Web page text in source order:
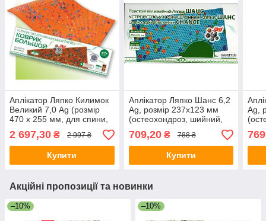
Аплікатор Ляпко Килимок
Великий 7,0 Ag (розмір
470 х 255 мм, для спини,
зняття болю,
остеохондроз,
защемлення)
2 697,30 ₴ 2 997 ₴
Купити
Аплікатор Ляпко Шанс 6,2
Ag, розмір 237х123 мм
(остеохондроз, шийний,
грудний відділ, поперек,
знімає біль)
709,20₴ 788 ₴
Купити
Ag,
Акційні пропозиції та новинки
–10% –10%